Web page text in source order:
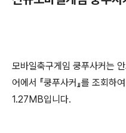
모바일축구게임 쿵푸사커는
어에서 『쿵푸사커』를 조회
1.27MB입니다.